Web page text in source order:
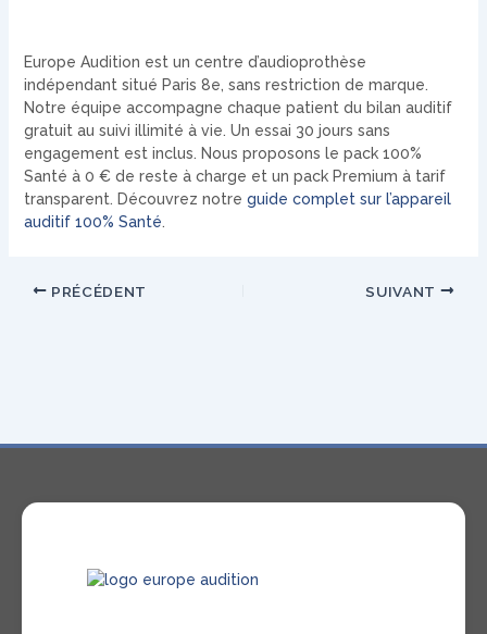
Europe Audition est un centre d’audioprothèse
indépendant situé Paris 8e, sans restriction de marque.
Notre équipe accompagne chaque patient du bilan auditif
gratuit au suivi illimité à vie. Un essai 30 jours sans
engagement est inclus. Nous proposons le pack 100%
Santé à 0 € de reste à charge et un pack Premium à tarif
transparent. Découvrez notre guide complet sur l’appareil
auditif 100% Santé.
PRÉCÉDENT SUIVANT